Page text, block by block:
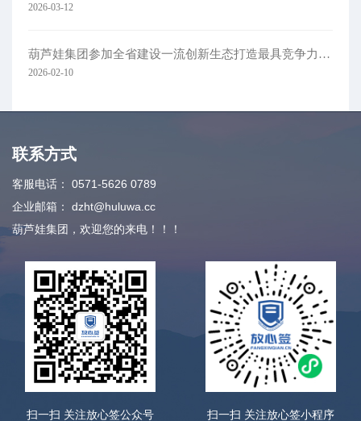
2026-03-12
葫芦娃集团参加全省建设一流创新生态打造最具竞争力营商环境大会
2026-02-10
联系方式
客服电话：
0571-5626 0789
企业邮箱：
dzht@huluwa.cc
葫芦娃集团，欢迎您的来电！！！
扫一扫 关注放心签公众号 扫一扫 关注放心签小程序